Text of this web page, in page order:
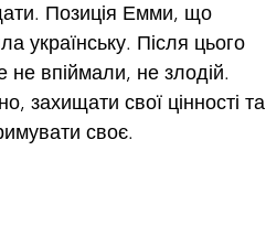
Позиція Емми, що
українську. Після цього
не впіймали, не злодій.
захищати свої цінності та
своє.